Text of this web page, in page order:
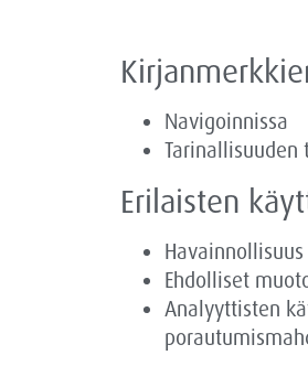
Navigoinnissa
Tarinallisuuden
Erilaisten
Havainnollisuus
Ehdolliset
Analyyttisten